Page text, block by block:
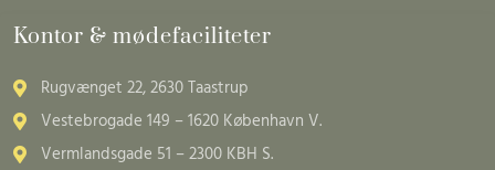
Kontor & mødefaciliteter
Rugvænget 22, 2630 Taastrup
Vestebrogade 149 – 1620 København V.
Vermlandsgade 51 – 2300 KBH S.